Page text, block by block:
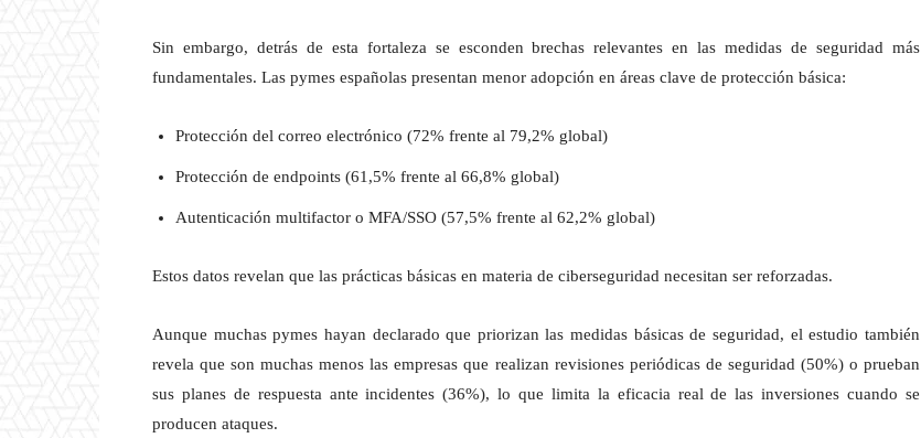
Sin embargo, detrás de esta fortaleza se esconden brechas relevantes en las medidas de seguridad más
fundamentales. Las pymes españolas presentan menor adopción en áreas clave de protección básica:
Protección del correo electrónico (72% frente al 79,2% global)
Protección de endpoints (61,5% frente al 66,8% global)
Autenticación multifactor o MFA/SSO (57,5% frente al 62,2% global)
Estos datos revelan que las prácticas básicas en materia de ciberseguridad necesitan ser reforzadas.
Aunque muchas pymes hayan declarado que priorizan las medidas básicas de seguridad, el estudio también
revela que son muchas menos las empresas que realizan revisiones periódicas de seguridad (50%) o prueban
sus planes de respuesta ante incidentes (36%), lo que limita la eficacia real de las inversiones cuando se
producen ataques.